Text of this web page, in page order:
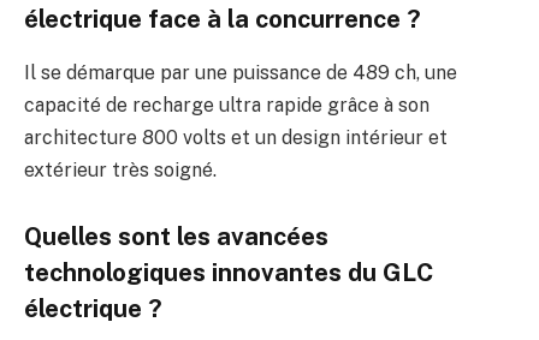
électrique face à la concurrence ?
Il se démarque par une puissance de 489 ch, une
capacité de recharge ultra rapide grâce à son
architecture 800 volts et un design intérieur et
extérieur très soigné.
Quelles sont les avancées
technologiques innovantes du GLC
électrique ?